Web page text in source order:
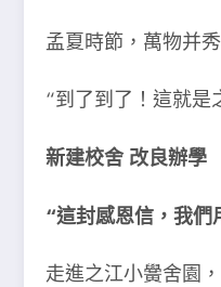
孟夏時節，萬物并
“到了到了！這就是
新建校舍 改良辦學
“這封感恩信，我
走進之江小黌舍園